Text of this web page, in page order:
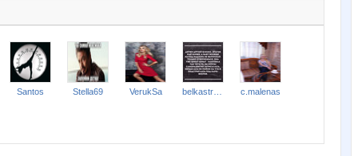
Santos Stella69 VerukSa c.malenas